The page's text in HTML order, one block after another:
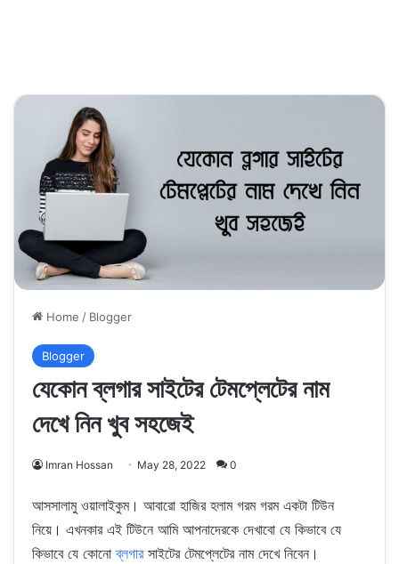
Home / Blogger
Blogger
যেকোন ব্লগার সাইটের টেমপ্লেটের নাম
দেখে নিন খুব সহজেই
Imran Hossan May 28, 2022 0
আসসালামু ওয়ালাইকুম। আবারো হাজির হলাম গরম গরম একটা টিউন
নিয়ে। এখনকার এই টিউনে আমি আপনাদেরকে দেখাবো যে কিভাবে যে
কিভাবে যে কোনোব্লগারসাইটের টেমপ্লেটের নাম দেখে নিবেন।